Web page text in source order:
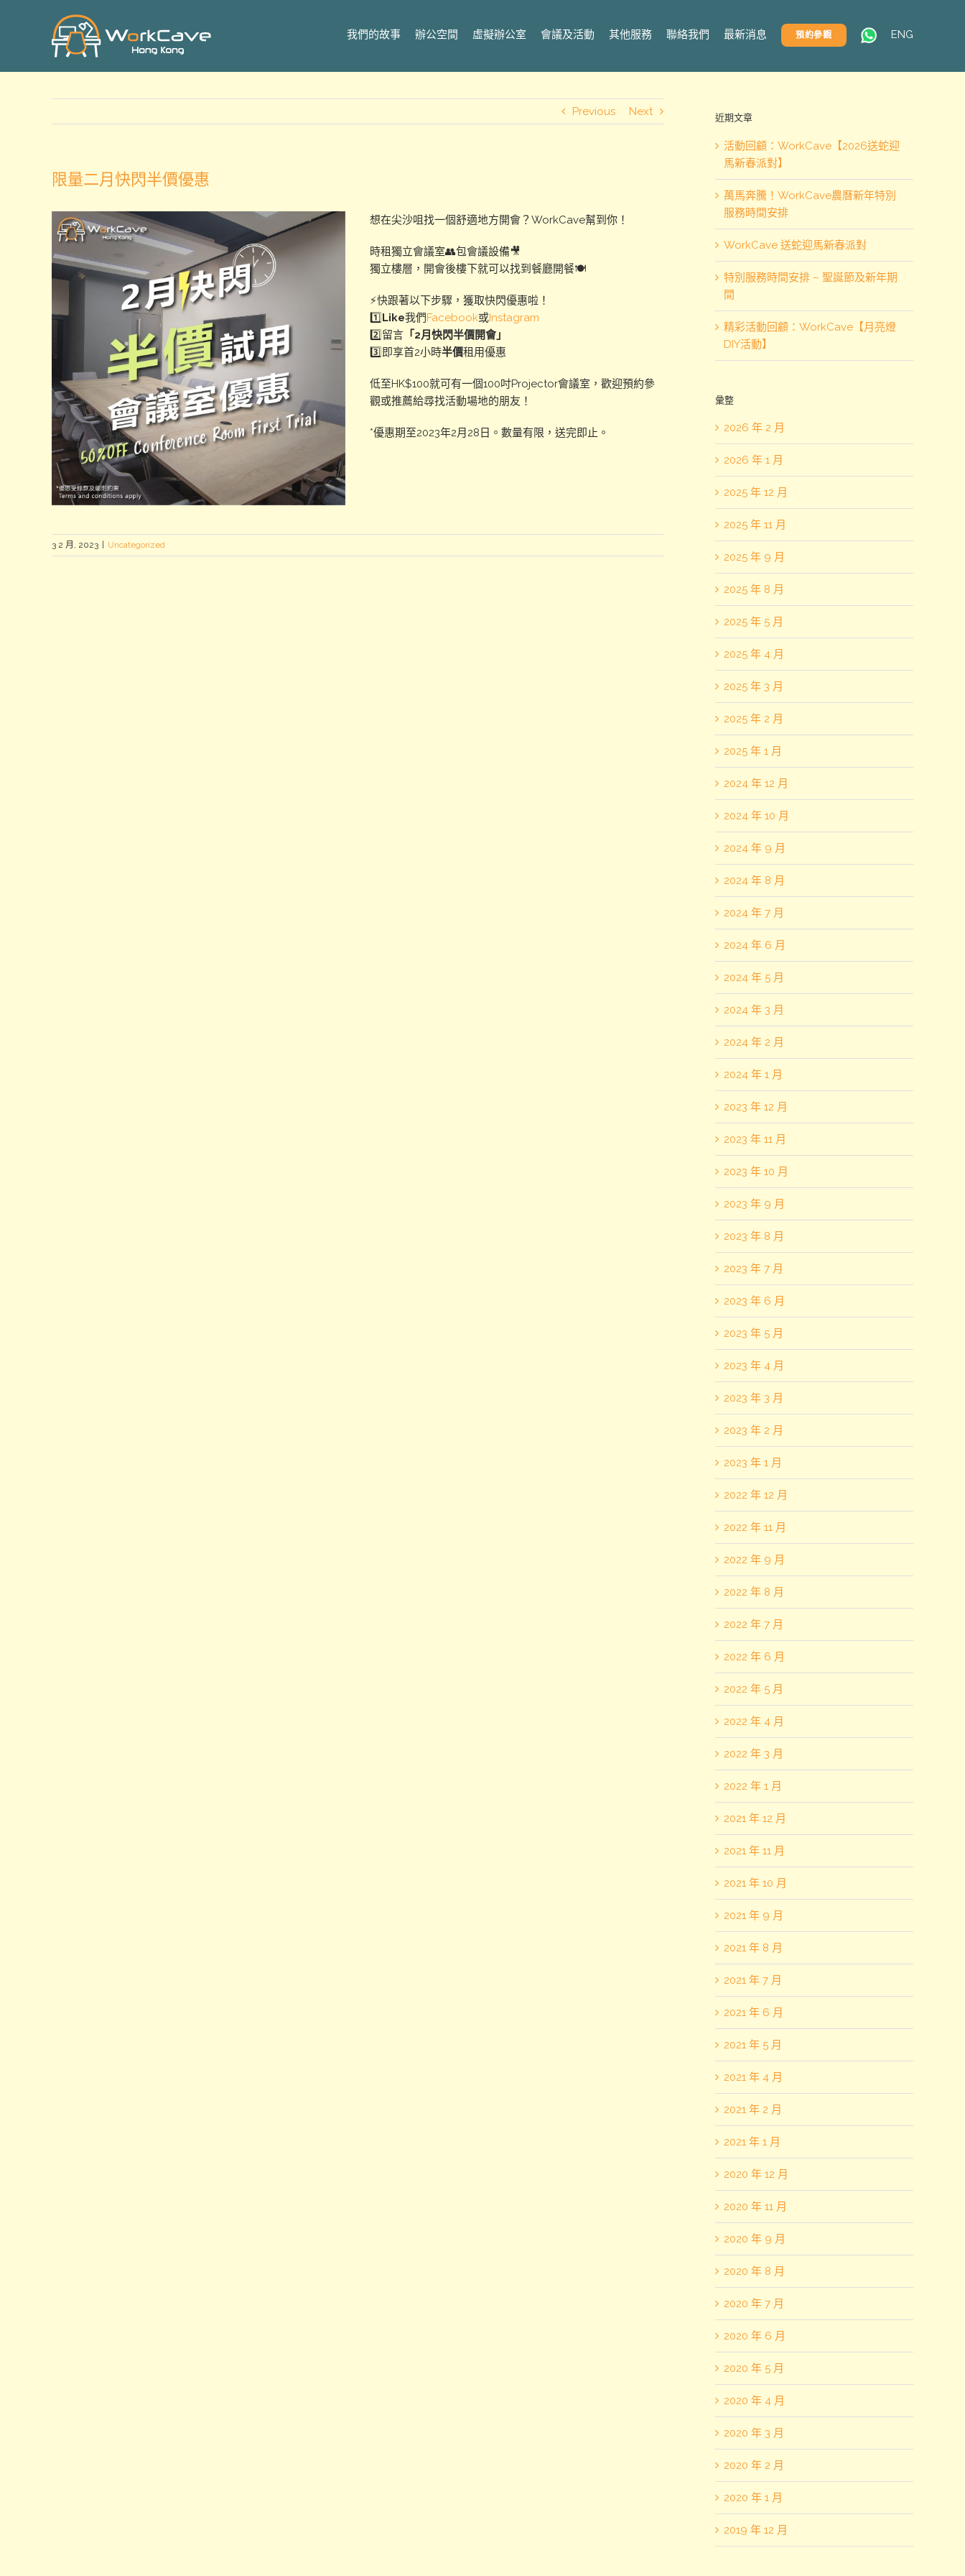
我們的故事 辦公空間 虛擬辦公室 會議及活動 其他服務 聯絡我們 最新消息 預約參觀 ENG
Previous Next
限量二月快閃半價優惠
想在尖沙咀找一個舒適地方開會？WorkCave幫到你！
時租獨立會議室👥包會議設備🎥
獨立樓層，開會後樓下就可以找到餐廳開餐🍽️
⚡快跟著以下步驟，獲取快閃優惠啦！
1️⃣ Like我們Facebook或Instagram
2️⃣留言 「2月快閃半價開會」
3️⃣即享首2小時半價租用優惠
低至HK$100就可有一個100吋Projector會議室，歡迎預約參
觀或推薦給尋找活動場地的朋友！
*優惠期至2023年2月28日。數量有限，送完即止。
3 2 月, 2023 Uncategorized
近期文章
活動回顧：WorkCave【2026送蛇迎
馬新春派對】
萬馬奔騰！WorkCave農曆新年特別
服務時間安排
WorkCave 送蛇迎馬新春派對
特別服務時間安排 – 聖誕節及新年期
間
精彩活動回顧：WorkCave【月亮燈
DIY活動】
彙整
2026 年 2 月
2026 年 1 月
2025 年 12 月
2025 年 11 月
2025 年 9 月
2025 年 8 月
2025 年 5 月
2025 年 4 月
2025 年 3 月
2025 年 2 月
2025 年 1 月
2024 年 12 月
2024 年 10 月
2024 年 9 月
2024 年 8 月
2024 年 7 月
2024 年 6 月
2024 年 5 月
2024 年 3 月
2024 年 2 月
2024 年 1 月
2023 年 12 月
2023 年 11 月
2023 年 10 月
2023 年 9 月
2023 年 8 月
2023 年 7 月
2023 年 6 月
2023 年 5 月
2023 年 4 月
2023 年 3 月
2023 年 2 月
2023 年 1 月
2022 年 12 月
2022 年 11 月
2022 年 9 月
2022 年 8 月
2022 年 7 月
2022 年 6 月
2022 年 5 月
2022 年 4 月
2022 年 3 月
2022 年 1 月
2021 年 12 月
2021 年 11 月
2021 年 10 月
2021 年 9 月
2021 年 8 月
2021 年 7 月
2021 年 6 月
2021 年 5 月
2021 年 4 月
2021 年 2 月
2021 年 1 月
2020 年 12 月
2020 年 11 月
2020 年 9 月
2020 年 8 月
2020 年 7 月
2020 年 6 月
2020 年 5 月
2020 年 4 月
2020 年 3 月
2020 年 2 月
2020 年 1 月
2019 年 12 月